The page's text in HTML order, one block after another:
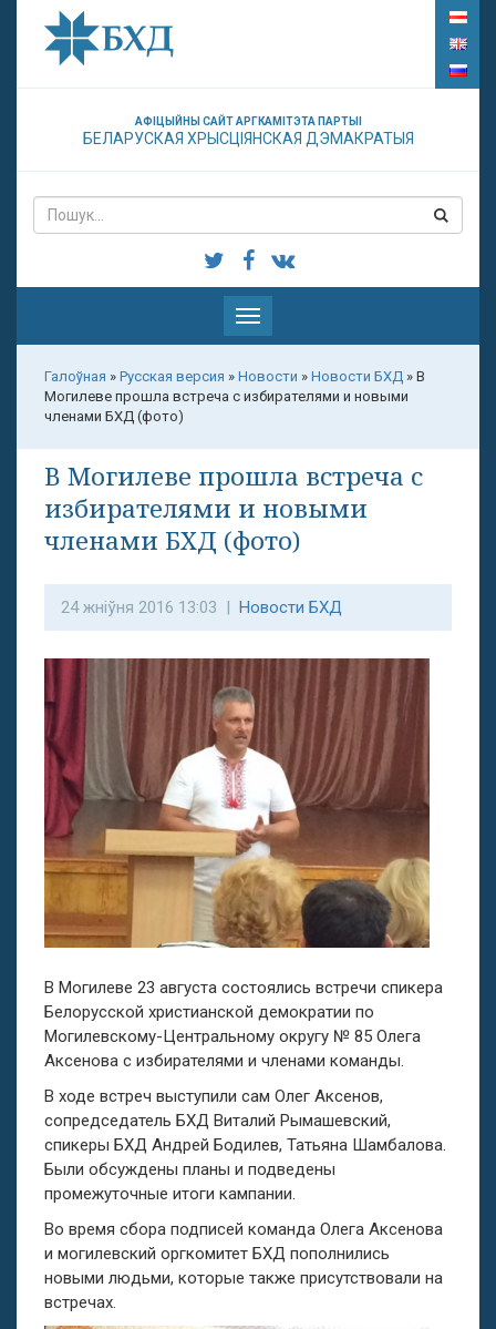
АФІЦЫЙНЫ САЙТ АРГКАМІТЭТА ПАРТЫІ
БЕЛАРУСКАЯ ХРЫСЦІЯНСКАЯ ДЭМАКРАТЫЯ
Паказаць
меню
Галоўная » Русская версия » Новости » Новости БХД » В
Могилеве прошла встреча с избирателями и новыми
членами БХД (фото)
В Могилеве прошла встреча с
избирателями и новыми
членами БХД (фото)
24 жніўня 2016 13:03 | Новости БХД
В Могилеве 23 августа состоялись встречи спикера
Белорусской христианской демократии по
Могилевскому-Центральному округу № 85 Олега
Аксенова с избирателями и членами команды.
В ходе встреч выступили сам Олег Аксенов,
сопредседатель БХД Виталий Рымашевский,
спикеры БХД Андрей Бодилев, Татьяна Шамбалова.
Были обсуждены планы и подведены
промежуточные итоги кампании.
Во время сбора подписей команда Олега Аксенова
и могилевский оргкомитет БХД пополнились
новыми людьми, которые также присутствовали на
встречах.